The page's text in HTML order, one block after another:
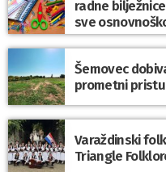
radne
sve
Šemovec
prometni
Varaždinski
Triangle